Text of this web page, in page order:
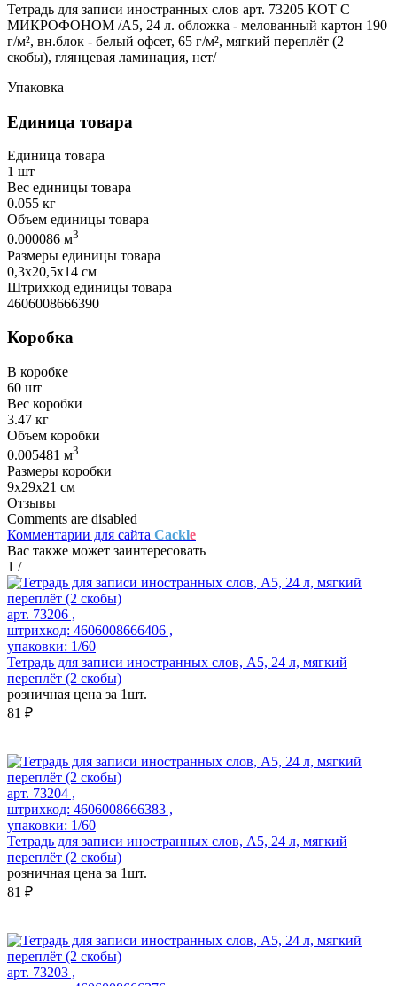
Тетрадь для записи иностранных слов арт. 73205 КОТ С
МИКРОФОНОМ /А5, 24 л. обложка - мелованный картон 190
г/м², вн.блок - белый офсет, 65 г/м², мягкий переплёт (2
скобы), глянцевая ламинация, нет/
Упаковка
Единица товара
Единица товара
1 шт
Вес единицы товара
0.055 кг
Объем единицы товара
0.000086 м3
Размеры единицы товара
0,3х20,5х14 см
Штрихкод единицы товара
4606008666390
Коробка
В коробке
60 шт
Вес коробки
3.47 кг
Объем коробки
0.005481 м3
Размеры коробки
9х29х21 см
Отзывы
Comments are disabled
Комментарии для сайта Cackle
Вас также может заинтересовать
1 /
арт. 73206 ,
штрихкод: 4606008666406 ,
упаковки: 1/60
Тетрадь для записи иностранных слов, А5, 24 л, мягкий
переплёт (2 скобы)
розничная цена за 1шт.
81 ₽
арт. 73204 ,
штрихкод: 4606008666383 ,
упаковки: 1/60
Тетрадь для записи иностранных слов, А5, 24 л, мягкий
переплёт (2 скобы)
розничная цена за 1шт.
81 ₽
арт. 73203 ,